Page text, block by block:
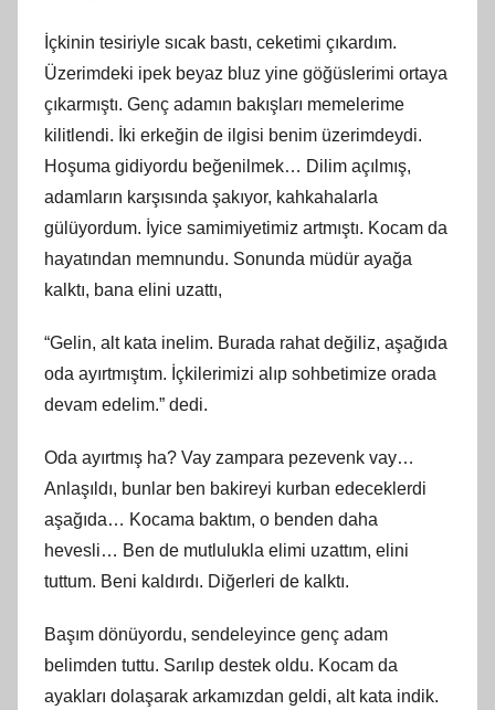
İçkinin tesiriyle sıcak bastı, ceketimi çıkardım.
Üzerimdeki ipek beyaz bluz yine göğüslerimi ortaya
çıkarmıştı. Genç adamın bakışları memelerime
kilitlendi. İki erkeğin de ilgisi benim üzerimdeydi.
Hoşuma gidiyordu beğenilmek… Dilim açılmış,
adamların karşısında şakıyor, kahkahalarla
gülüyordum. İyice samimiyetimiz artmıştı. Kocam da
hayatından memnundu. Sonunda müdür ayağa
kalktı, bana elini uzattı,
“Gelin, alt kata inelim. Burada rahat değiliz, aşağıda
oda ayırtmıştım. İçkilerimizi alıp sohbetimize orada
devam edelim.” dedi.
Oda ayırtmış ha? Vay zampara pezevenk vay…
Anlaşıldı, bunlar ben bakireyi kurban edeceklerdi
aşağıda… Kocama baktım, o benden daha
hevesli… Ben de mutlulukla elimi uzattım, elini
tuttum. Beni kaldırdı. Diğerleri de kalktı.
Başım dönüyordu, sendeleyince genç adam
belimden tuttu. Sarılıp destek oldu. Kocam da
ayakları dolaşarak arkamızdan geldi, alt kata indik.